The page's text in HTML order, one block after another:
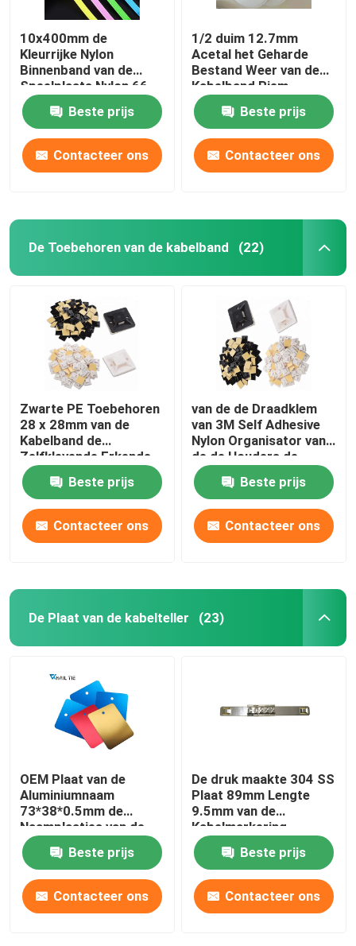
10x400mm de
Kleurrijke Nylon
Binnenband van de
Speelplaats Nylon 66
Kabel van de Kabelband
Beste prijs
Contacteer ons
1/2 duim 12.7mm
Acetal het Geharde
Bestand Weer van de
Kabelband Riem
Beste prijs
Contacteer ons
De Toebehoren van de kabelband (22)
Zwarte PE Toebehoren
28 x 28mm van de
Kabelband de
Zelfklevende Erkende
Houders ROHS van de
Pitband Beste prijs
Contacteer ons
van de de Draadklem
van 3M Self Adhesive
Nylon Organisator van
de de Houders de
Multifunctionele Klem
Beste prijs
Contacteer ons
De Plaat van de kabelteller (23)
OEM Plaat van de
Aluminiumnaam
73*38*0.5mm de
Naamplaatjes van de
Identificatiekleur voor
MateriaalBeste prijs
Contacteer ons
De druk maakte 304 SS
Plaat 89mm Lengte
9.5mm van de
Kabelmarkering
Breedte in reliëf
Beste prijs
Contacteer ons